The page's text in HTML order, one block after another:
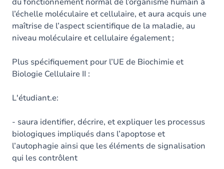
l’échelle moléculaire et cellulaire, et aura acquis une
maîtrise de l’aspect scientifique de la maladie, au
niveau moléculaire et cellulaire également ;
Plus spécifiquement pour l’UE de Biochimie et
Biologie Cellulaire II :
L'étudiant.e:
- saura identifier, décrire, et expliquer les processus
biologiques impliqués dans l’apoptose et
l’autophagie ainsi que les éléments de signalisation
qui les contrôlent